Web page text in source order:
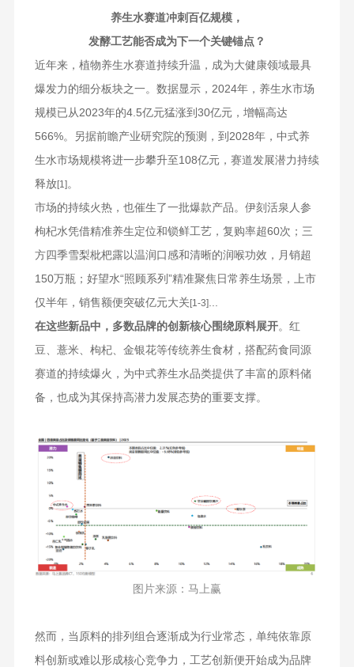
养生水赛道冲刺百亿规模，
发酵工艺能否成为下一个关键锚点？
近年来，植物养生水赛道持续升温，成为大健康领域最具
爆发力的细分板块之一。数据显示，2024年，养生水市场
规模已从2023年的4.5亿元猛涨到30亿元，增幅高达
566%。另据前瞻产业研究院的预测，到2028年，中式养
生水市场规模将进一步攀升至108亿元，赛道发展潜力持续
释放[1]。
市场的持续火热，也催生了一批爆款产品。伊刻活泉人参
枸杞水凭借精准养生定位和锁鲜工艺，复购率超60次；三
方四季雪梨枇杷露以温润口感和清晰的润喉功效，月销超
150万瓶；好望水“照顾系列”精准聚焦日常养生场景，上市
仅半年，销售额便突破亿元大关 [1-3]...
在这些新品中，多数品牌的创新核心围绕原料展开。红
豆、薏米、枸杞、金银花等传统养生食材，搭配药食同源
赛道的持续爆火，为中式养生水品类提供了丰富的原料储
备，也成为其保持高潜力发展态势的重要支撑。
图片来源：马上赢
然而，当原料的排列组合逐渐成为行业常态，单纯依靠原
料创新或难以形成核心竞争力，工艺创新便开始成为品牌